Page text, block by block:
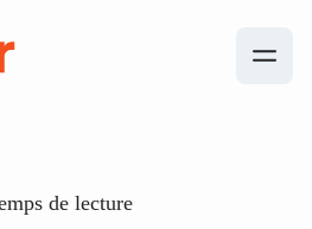
de lecture